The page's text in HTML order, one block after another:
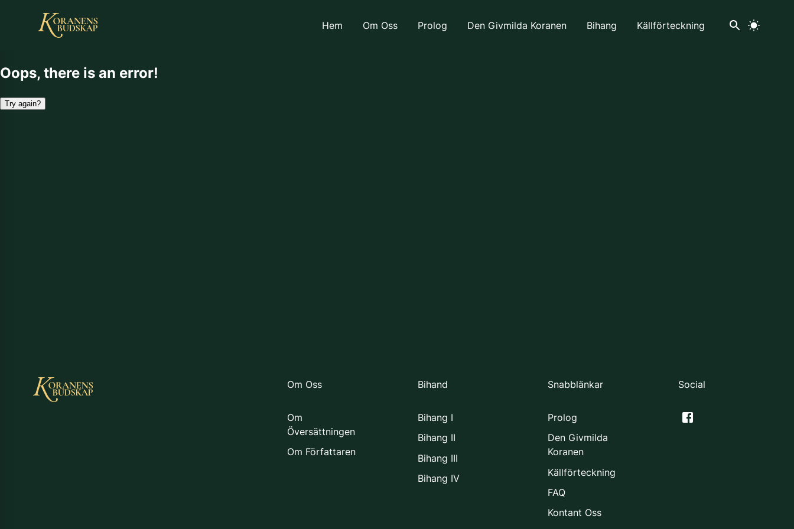
Hem Om Oss Prolog Den Givmilda Koranen Bihang Källförteckning
Oops, there is an error!
Try again?
Om Oss
Om
Översättningen
Om Författaren
Bihand
Bihang I
Bihang II
Bihang III
Bihang IV
Snabblänkar
Prolog
Den Givmilda
Koranen
Källförteckning
FAQ
Kontant Oss
Social